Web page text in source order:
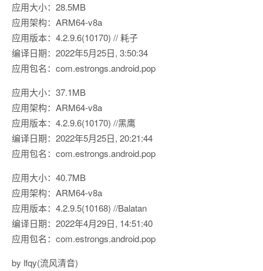
应用大小：28.5MB
应用架构：ARM64-v8a
应用版本：4.2.9.6(10170) // 耗子
编译日期：2022年5月25日, 3:50:34
应用包名：com.estrongs.android.pop
应用大小：37.1MB
应用架构：ARM64-v8a
应用版本：4.2.9.6(10170) //黑鹰
编译日期：2022年5月25日, 20:21:44
应用包名：com.estrongs.android.pop
应用大小：40.7MB
应用架构：ARM64-v8a
应用版本：4.2.9.5(10168) //Balatan
编译日期：2022年4月29日, 14:51:40
应用包名：com.estrongs.android.pop
by lfqy(流风清音)